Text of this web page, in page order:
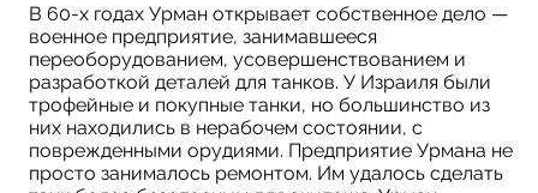
В 60-х годах Урман открывает собственное дело —
военное предприятие, занимавшееся
переоборудованием, усовершенствованием и
разработкой деталей для танков. У Израиля были
трофейные и покупные танки, но большинство из
них находились в нерабочем состоянии, с
поврежденными орудиями. Предприятие Урмана не
просто занималось ремонтом. Им удалось сделать